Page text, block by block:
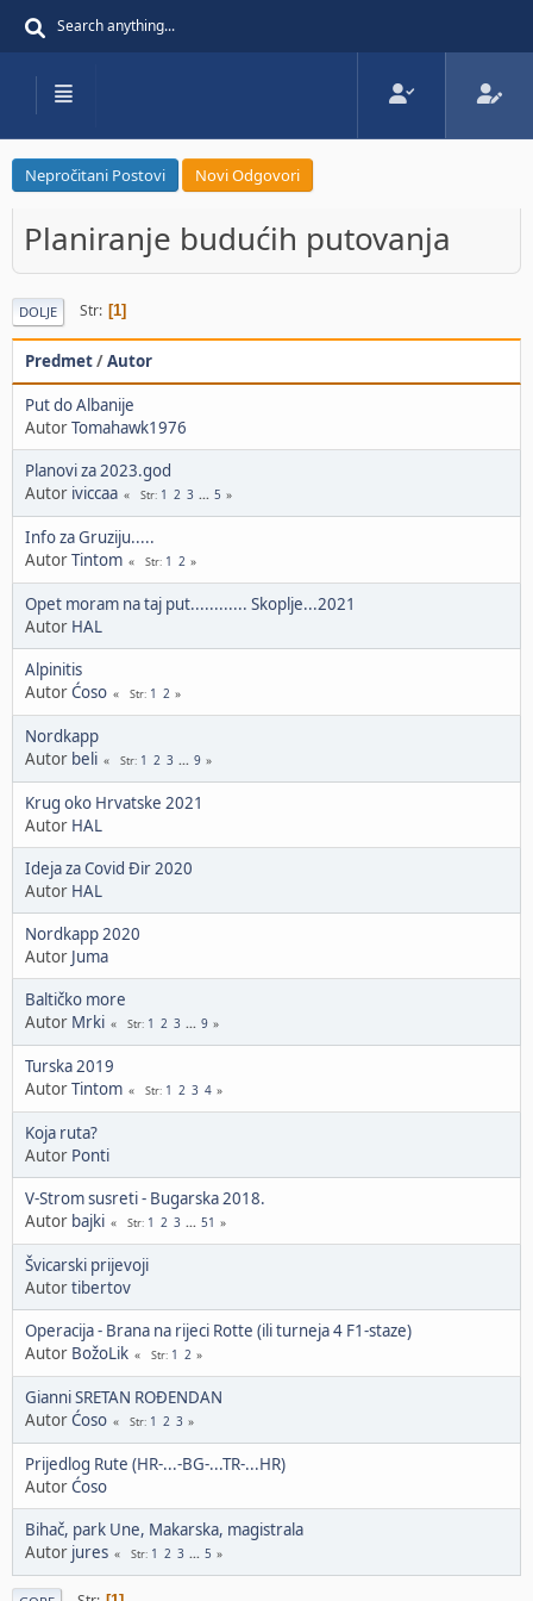
Nepročitani Postovi Novi Odgovori
Planiranje budućih putovanja
DOLJE Str 1
Predmet/Autor
Put do Albanije
AutorTomahawk1976
Planovi za 2023.god
Autor iviccaa Str 1 2 3 ... 5
Info za Gruziju.....
AutorTintom Str 1 2
Opet moram na taj put............ Skoplje...2021
Autor HAL
Alpinitis
AutorĆoso Str 1 2
Nordkapp
Autor beli Str 1 2 3 ... 9
Krug oko Hrvatske 2021
Autor HAL
Ideja za Covid Đir 2020
Autor HAL
Nordkapp 2020
Autor Juma
Baltičko more
Autor Mrki Str 1 2 3 ... 9
Turska 2019
AutorTintom Str 1 2 3 4
Koja ruta?
Autor Ponti
V-Strom susreti - Bugarska 2018.
Autor bajki Str 1 2 3 ... 51
Švicarski prijevoji
Autortibertov
Operacija - Brana na rijeci Rotte (ili turneja 4 F1-staze)
Autor BožoLik Str 1 2
Gianni SRETAN ROĐENDAN
AutorĆoso Str 1 2 3
Prijedlog Rute (HR-...-BG-...TR-...HR)
AutorĆoso
Bihač, park Une, Makarska, magistrala
Autor jures Str 1 2 3 ... 5